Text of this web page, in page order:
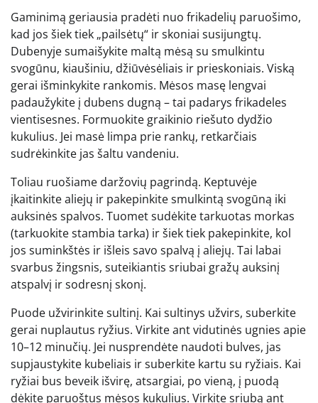
Gaminimą geriausia pradėti nuo frikadelių paruošimo,
kad jos šiek tiek „pailsėtų“ ir skoniai susijungtų.
Dubenyje sumaišykite maltą mėsą su smulkintu
svogūnu, kiaušiniu, džiūvėsėliais ir prieskoniais. Viską
gerai išminkykite rankomis. Mėsos masę lengvai
padaužykite į dubens dugną – tai padarys frikadeles
vientisesnes. Formuokite graikinio riešuto dydžio
kukulius. Jei masė limpa prie rankų, retkarčiais
sudrėkinkite jas šaltu vandeniu.
Toliau ruošiame daržovių pagrindą. Keptuvėje
įkaitinkite aliejų ir pakepinkite smulkintą svogūną iki
auksinės spalvos. Tuomet sudėkite tarkuotas morkas
(tarkuokite stambia tarka) ir šiek tiek pakepinkite, kol
jos suminkštės ir išleis savo spalvą į aliejų. Tai labai
svarbus žingsnis, suteikiantis sriubai gražų auksinį
atspalvį ir sodresnį skonį.
Puode užvirinkite sultinį. Kai sultinys užvirs, suberkite
gerai nuplautus ryžius. Virkite ant vidutinės ugnies apie
10–12 minučių. Jei nusprendėte naudoti bulves, jas
supjaustykite kubeliais ir suberkite kartu su ryžiais. Kai
ryžiai bus beveik išvirę, atsargiai, po vieną, į puodą
dėkite paruoštus mėsos kukulius. Virkite sriubą ant